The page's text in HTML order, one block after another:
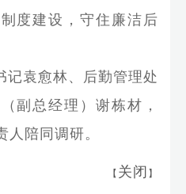
度建设，守住廉洁后
记袁愈林、后勤管理处
副总经理）谢栋材，
陪同调研。
【 关闭 】